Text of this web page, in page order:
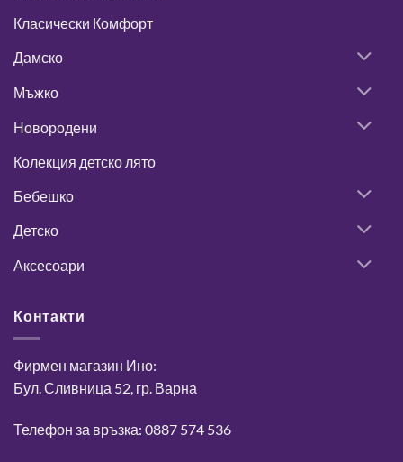
Класически Комфорт
Дамско
Мъжко
Новородени
Колекция детско лято
Бебешко
Детско
Аксесоари
Контакти
Фирмен магазин Ино:
Бул. Сливница 52, гр. Варна
Телефон за връзка: 0887 574 536